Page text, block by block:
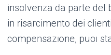
insolvenza da parte del
in risarcimento dei
compensazione, puoi